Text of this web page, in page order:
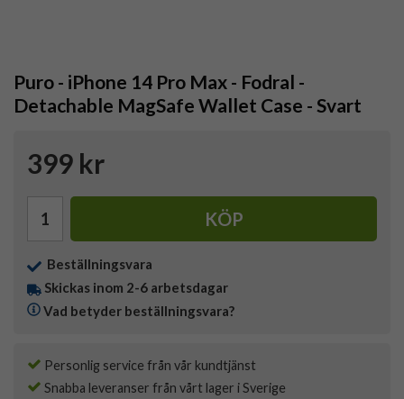
Puro - iPhone 14 Pro Max - Fodral -
Detachable MagSafe Wallet Case - Svart
399 kr
KÖP
Beställningsvara
Skickas inom 2-6 arbetsdagar
Vad betyder beställningsvara?
Personlig service från vår kundtjänst
Snabba leveranser från vårt lager i Sverige